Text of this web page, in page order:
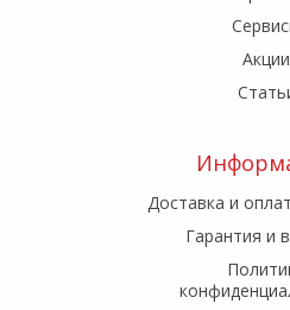
Акции
Доставка и
Гарантия и